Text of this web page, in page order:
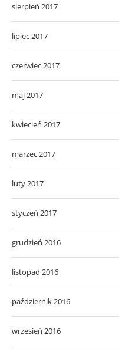
sierpień 2017
lipiec 2017
czerwiec 2017
maj 2017
kwiecień 2017
marzec 2017
luty 2017
styczeń 2017
grudzień 2016
listopad 2016
październik 2016
wrzesień 2016